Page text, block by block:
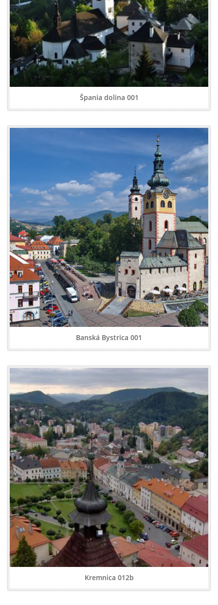
Špania dolina 001
Banská Bystrica 001
Kremnica 012b